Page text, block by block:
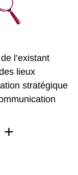
l’existant
lieux
stratégique
+